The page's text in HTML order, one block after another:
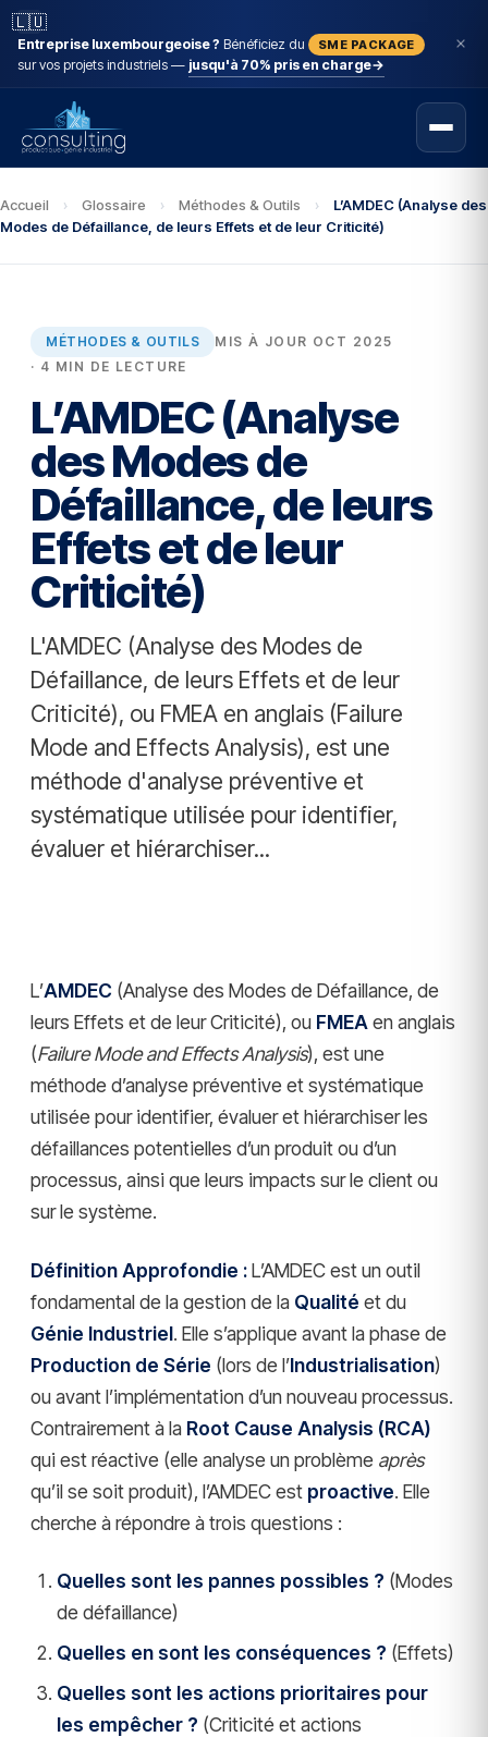
🇱🇺
Entreprise luxembourgeoise ? Bénéficiez du SME PACKAGE
sur vos projets industriels — jusqu'à 70% pris en charge→
Accueil › Glossaire › Méthodes & Outils ›
L’AMDEC (Analyse des
Modes de Défaillance, de leurs Effets et de leur Criticité)
MÉTHODES & OUTILS
MIS À JOUR OCT 2025
· 4 MIN DE LECTURE
L’AMDEC (Analyse
des Modes de
Défaillance, de leurs
Effets et de leur
Criticité)
L'AMDEC (Analyse des Modes de
Défaillance, de leurs Effets et de leur
Criticité), ou FMEA en anglais (Failure
Mode and Effects Analysis), est une
méthode d'analyse préventive et
systématique utilisée pour identifier,
évaluer et hiérarchiser...
L’AMDEC (Analyse des Modes de Défaillance, de
leurs Effets et de leur Criticité), ou FMEA en anglais
(Failure Mode and Effects Analysis), est une
méthode d’analyse préventive et systématique
utilisée pour identifier, évaluer et hiérarchiser les
défaillances potentielles d’un produit ou d’un
processus, ainsi que leurs impacts sur le client ou
sur le système.
Définition Approfondie :L’AMDEC est un outil
fondamental de la gestion de la Qualité et du
Génie Industriel. Elle s’applique avant la phase de
Production de Série (lors de l’Industrialisation)
ou avant l’implémentation d’un nouveau processus.
Contrairement à la Root Cause Analysis (RCA)
qui est réactive (elle analyse un problème après
qu’il se soit produit), l’AMDEC est proactive. Elle
cherche à répondre à trois questions :
Quelles sont les pannes possibles ? (Modes
de défaillance)
Quelles en sont les conséquences ? (Effets)
Quelles sont les actions prioritaires pour
les empêcher ? (Criticité et actions